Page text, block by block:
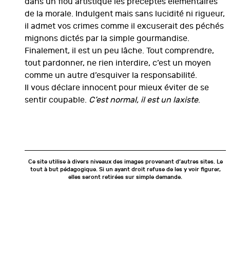
de la morale. Indulgent mais sans lucidité ni rigueur,
il admet vos crimes comme il excuserait des péchés
mignons dictés par la simple gourmandise.
Finalement, il est un peu lâche. Tout comprendre,
tout pardonner, ne rien interdire, c’est un moyen
comme un autre d’esquiver la responsabilité.
Il vous déclare innocent pour mieux éviter de se
sentir coupable. C’est normal, il est un laxiste.
Ce site utilise à divers niveaux des images provenant d’autres sites. Le
tout à but pédagogique. Si un ayant droit refuse de les y voir figurer,
elles seront retirées sur simple demande.